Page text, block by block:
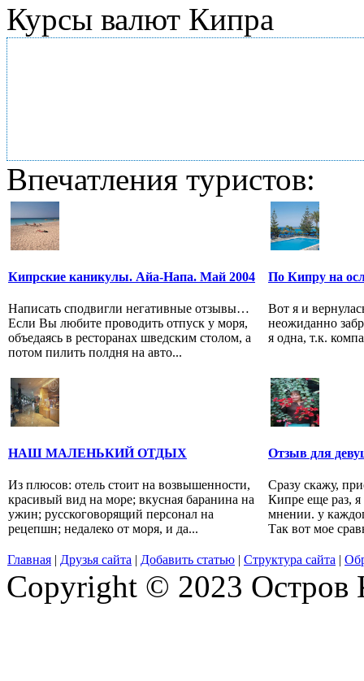
Курсы валют Кипра
Впечатления туристов:
Кипрские каникулы. Айа-Напа. Май 2004
Написать сподвигли негативные отзывы…
Если Вы любите проводить отпуск у моря,
объедаясь в ресторанах шведским столом, а
потом пилить полдня на авто...
По Кипру на
Вот я и
неожиданно
я одна, т.к.
НАШ МАЛЕНЬКИЙ ОТДЫХ
Из плюсов: отель стоит на возвышенности,
красивый вид на море; вкусная баранина на
ужин; русскоговорящий персонал на
рецепшн; недалеко от моря, и да...
Отзыв для
Сразу скажу,
Кипре еще раз, я
мнении. у
Так вот мое
Главная | Друзья сайта | Добавить статью | Структура сайта |
Copyright © 2023 Остров